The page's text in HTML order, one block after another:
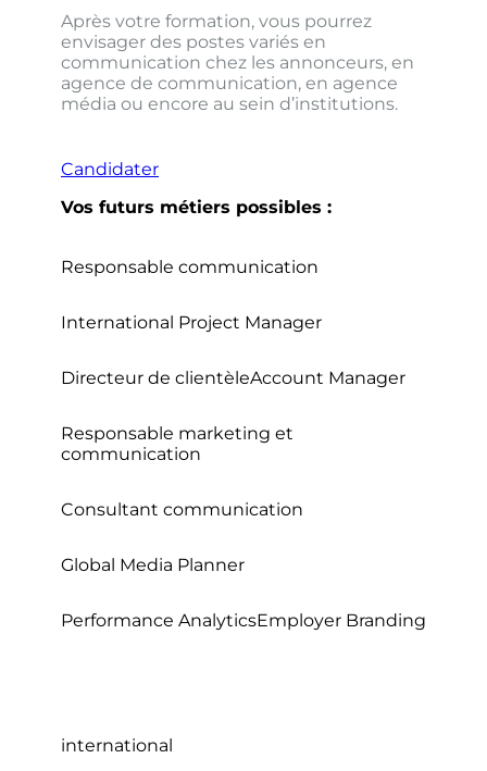
Après votre formation, vous pourrez
envisager des postes variés en
communication chez les annonceurs, en
agence de communication, en agence
média ou encore au sein d’institutions.
Candidater
Vos futurs métiers possibles :
Responsable communication
International Project Manager
Directeur de clientèleAccount Manager
Responsable marketing et
communication
Consultant communication
Global Media Planner
Performance AnalyticsEmployer Branding
international